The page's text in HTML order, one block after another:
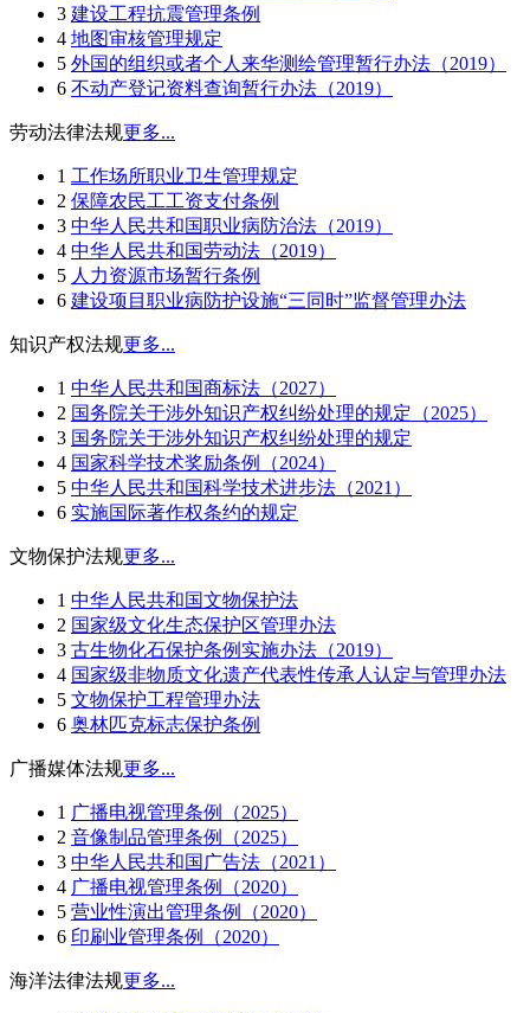
3 建设工程抗震管理条例
4 地图审核管理规定
5 外国的组织或者个人来华测绘管理暂行办法（2019）
6 不动产登记资料查询暂行办法（2019）
劳动法律法规更多...
1 工作场所职业卫生管理规定
2 保障农民工工资支付条例
3 中华人民共和国职业病防治法（2019）
4 中华人民共和国劳动法（2019）
5 人力资源市场暂行条例
6 建设项目职业病防护设施“三同时”监督管理办法
知识产权法规更多...
1 中华人民共和国商标法（2027）
2 国务院关于涉外知识产权纠纷处理的规定（2025）
3 国务院关于涉外知识产权纠纷处理的规定
4 国家科学技术奖励条例（2024）
5 中华人民共和国科学技术进步法（2021）
6 实施国际著作权条约的规定
文物保护法规更多...
1 中华人民共和国文物保护法
2 国家级文化生态保护区管理办法
3 古生物化石保护条例实施办法（2019）
4 国家级非物质文化遗产代表性传承人认定与管理办法
5 文物保护工程管理办法
6 奥林匹克标志保护条例
广播媒体法规更多...
1 广播电视管理条例（2025）
2 音像制品管理条例（2025）
3 中华人民共和国广告法（2021）
4 广播电视管理条例（2020）
5 营业性演出管理条例（2020）
6 印刷业管理条例（2020）
海洋法律法规更多...